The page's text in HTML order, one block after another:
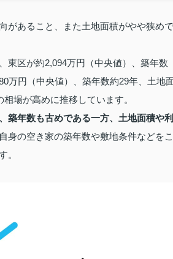
があること、また土地面積がやや狭めで
東区が約2,094万円（中央値）、築年数
万円（中央値）、築年数約29年、土地
場が高めに推移しています。
築年数も古めである一方、土地面積や利
身の空き家の築年数や敷地条件などをこ
。